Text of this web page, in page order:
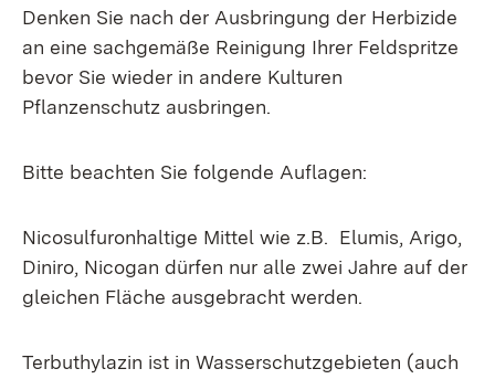
Denken Sie nach der Ausbringung der Herbizide
an eine sachgemäße Reinigung Ihrer Feldspritze
bevor Sie wieder in andere Kulturen
Pflanzenschutz ausbringen.
Bitte beachten Sie folgende Auflagen:
Nicosulfuronhaltige Mittel wie z.B. Elumis, Arigo,
Diniro, Nicogan dürfen nur alle zwei Jahre auf der
gleichen Fläche ausgebracht werden.
Terbuthylazin ist in Wasserschutzgebieten (auch